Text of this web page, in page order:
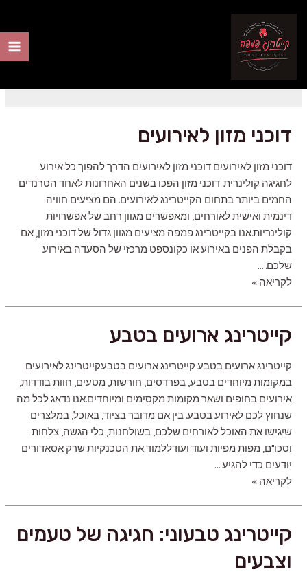
דוכני מזון לאירועים
דוכני מזון לאירועים דוכני מזון לאירועים הדרך להפוך כל אירוע
לחגיגה קולינרית. דוכני מזון הפכו בשנים האחרונות לאחד הטרנדים
החמים ביותר בתחום הקייטרינג לאירועים. הם מציעים חוויה
דינמית ואישית לאורחים, ומאפשרים מגוון רחב של אפשרויות
קולינריות.אנו בקייטרינג פמפה מציעים מגוון גדול של דוכני מזון, אם
בקבלת הפנים באירוע או כקונספט מרכזי של הסעדה באירוע
שלכם. …
דוכני
לקריאה »
קייטרינג ארועים בטבע
קייטרינג ארועים בטבע קייטרינג ארועים בטבעקייטרינג לאירועים
במקומות מיוחדים בטבע, בפרדסים, חורשות, מטעים, חוות בודדות,
אירועים בחופים ושאר מקומות מקסימים ומיוחדים.אנו נדאג לכל מה
שנחוץ לכם לאירוע בטבע. בין אם מדובר בציוד, באוכל, במלצרים
שיגישו את האוכל לאורחים שלכם, בשולחנות, כלי הגשה, צלחות
וסכו"ם, מפות מפיות ועוד ועודללמוד את הטכנקיות שרק אסאדורים
יודעים כדי להגיע …
קייטרינג
לקריאה »
קייטרינג טבעוני: חגיגה של טעמים
וצבעים